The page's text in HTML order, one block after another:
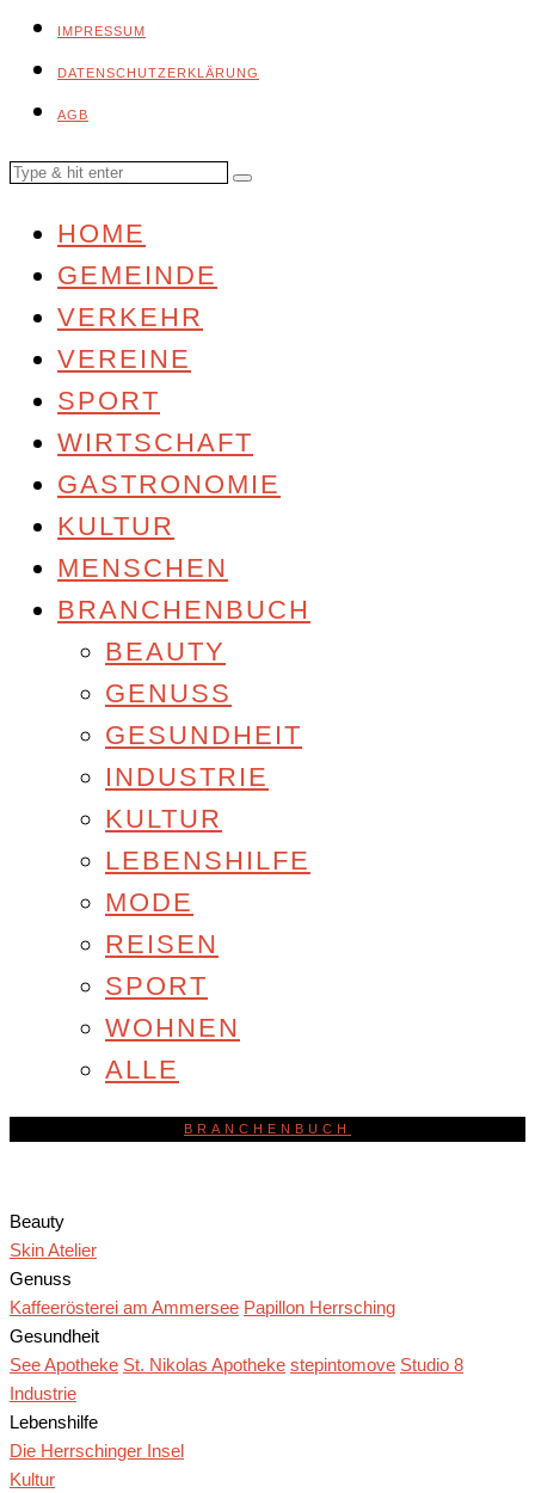
IMPRESSUM
DATENSCHUTZERKLÄRUNG
AGB
HOME
GEMEINDE
VERKEHR
VEREINE
SPORT
WIRTSCHAFT
GASTRONOMIE
KULTUR
MENSCHEN
BRANCHENBUCH
BEAUTY
GENUSS
GESUNDHEIT
INDUSTRIE
KULTUR
LEBENSHILFE
MODE
REISEN
SPORT
WOHNEN
ALLE
BRANCHENBUCH
Beauty
Skin Atelier
Genuss
Kaffeerösterei am Ammersee Papillon Herrsching
Gesundheit
See Apotheke St. Nikolas Apotheke stepintomove Studio 8
Industrie
Lebenshilfe
Die Herrschinger Insel
Kultur